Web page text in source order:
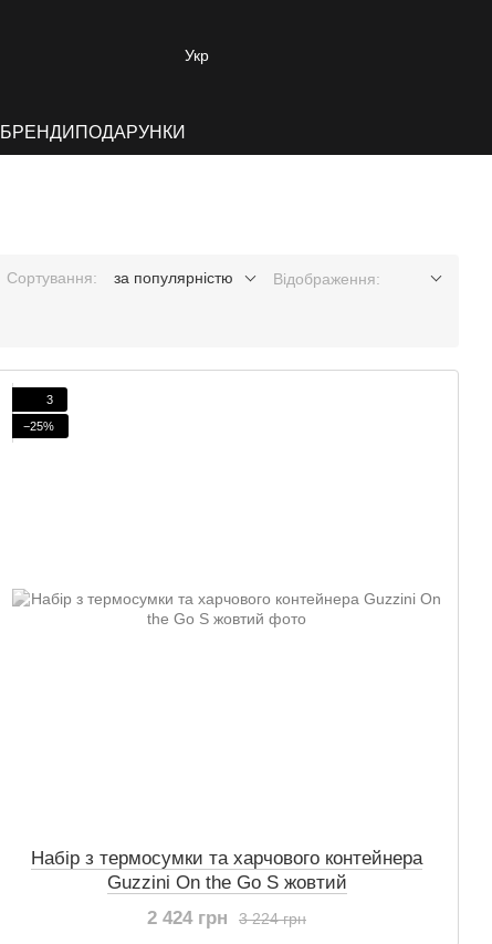
Укр
БРЕНДИ ПОДАРУНКИ
Сортування: за популярністю Відображення:
3
−25%
Набір з термосумки та харчового контейнера
Guzzini On the Go S жовтий
3 224 грн
2 424 грн